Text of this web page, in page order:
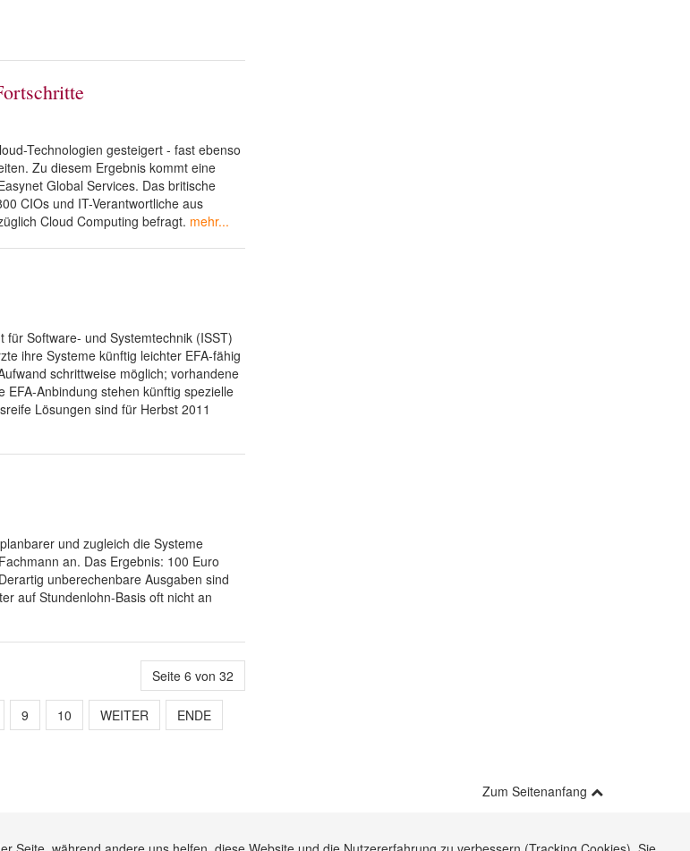
Technologien gesteigert - fast ebenso
Zu diesem Ergebnis kommt eine
Global Services. Das britische
CIOs und IT-Verantwortliche aus
Cloud Computing befragt. mehr...
für Software- und Systemtechnik (ISST)
ihre Systeme künftig leichter EFA-fähig
schrittweise möglich; vorhandene
Anbindung stehen künftig spezielle
Lösungen sind für Herbst 2011
und zugleich die Systeme
an. Das Ergebnis: 100 Euro
unberechenbare Ausgaben sind
auf Stundenlohn-Basis oft nicht an
Seite 6 von 32
9 10 WEITER ENDE
Zum Seitenanfang